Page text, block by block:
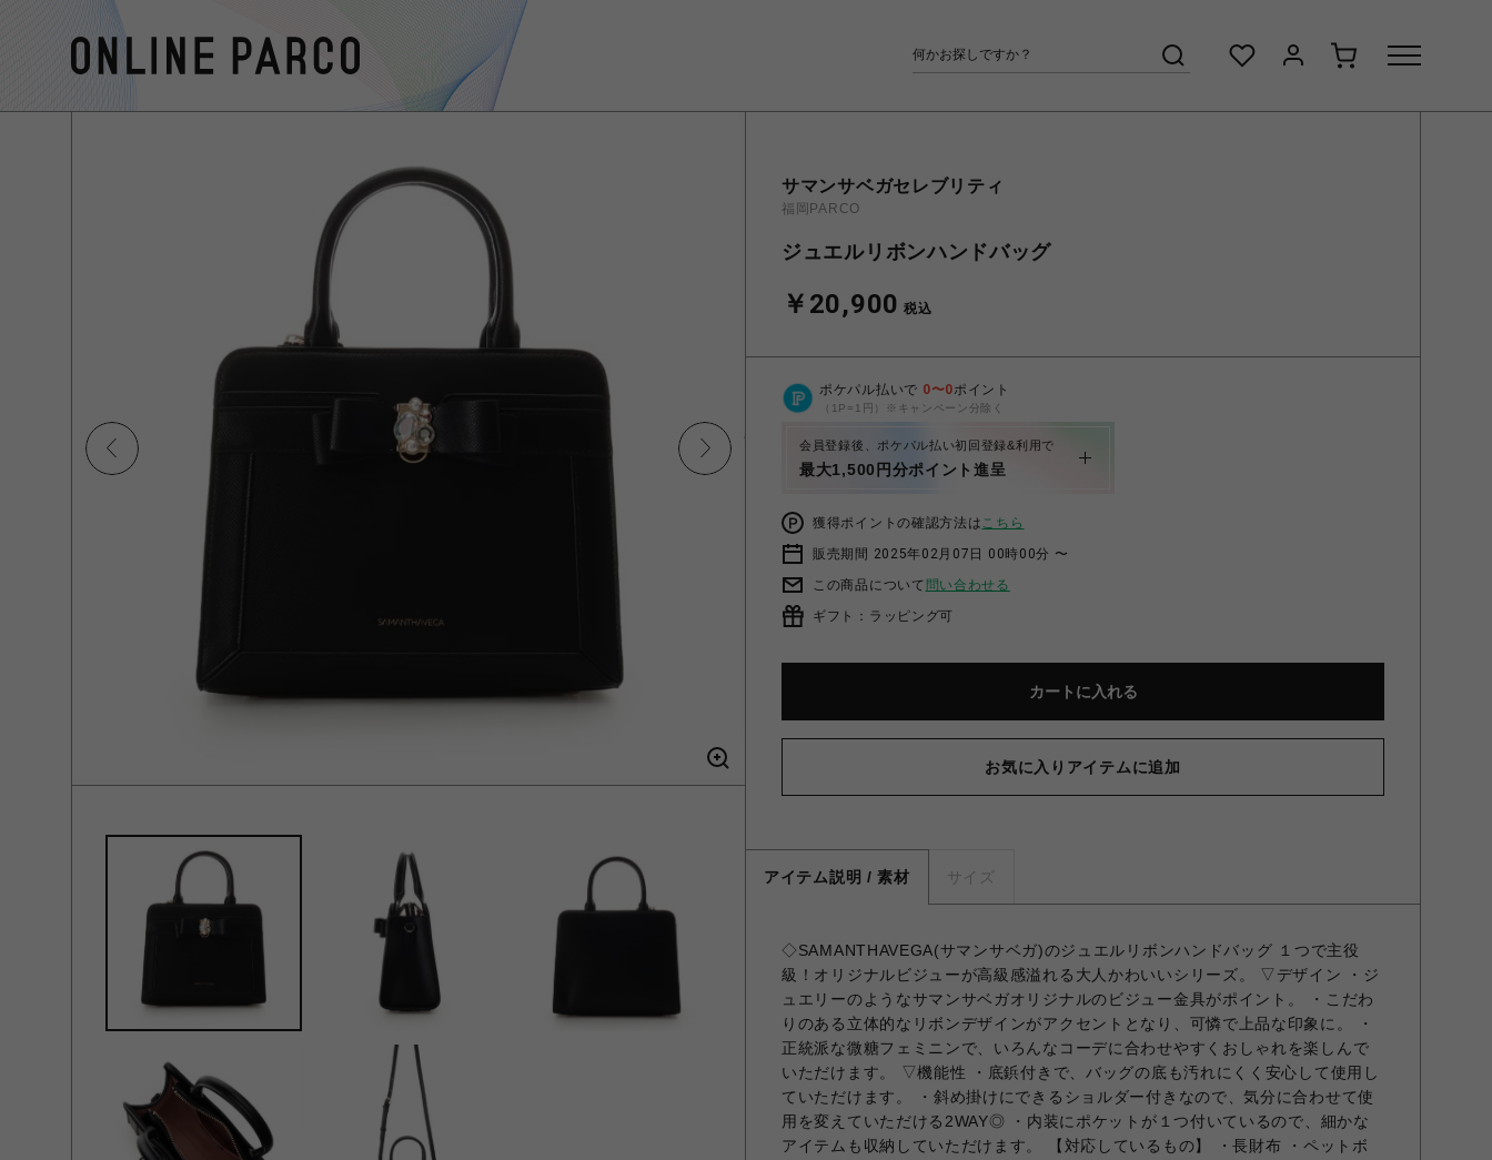
サマンサベガセレブリティ
福岡PARCO
ジュエルリボンハンドバッグ
￥20,900 税込
ポケパル払いで 0〜0ポイント
（1P=1円）※キャンペーン分除く
会員登録後、ポケパル払い初回登録&利用で
最大1,500円分ポイント進呈
獲得ポイントの確認方法はこちら
販売期間 2025年02月07日 00時00分 〜
この商品について 問い合わせる
ギフト：ラッピング可
カートに入れる
お気に入りアイテムに追加
アイテム説明 / 素材 サイズ
◇SAMANTHAVEGA(サマンサベガ)のジュエルリボンハンドバッグ １つで主役
級！オリジナルビジューが高級感溢れる大人かわいいシリーズ。 ▽デザイン ・ジ
ュエリーのようなサマンサベガオリジナルのビジュー金具がポイント。 ・こだわ
りのある立体的なリボンデザインがアクセントとなり、可憐で上品な印象に。 ・
正統派な微糖フェミニンで、いろんなコーデに合わせやすくおしゃれを楽しんで
いただけます。 ▽機能性 ・底鋲付きで、バッグの底も汚れにくく安心して使用し
ていただけます。 ・斜め掛けにできるショルダー付きなので、気分に合わせて使
用を変えていただける2WAY◎ ・内装にポケットが１つ付いているので、細かな
アイテムも収納していただけます。 【対応しているもの】 ・長財布 ・ペットボ